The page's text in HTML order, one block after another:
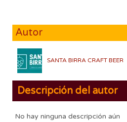
Autor
SANTA BIRRA CRAFT BEER
Descripción del autor
No hay ninguna descripción aún